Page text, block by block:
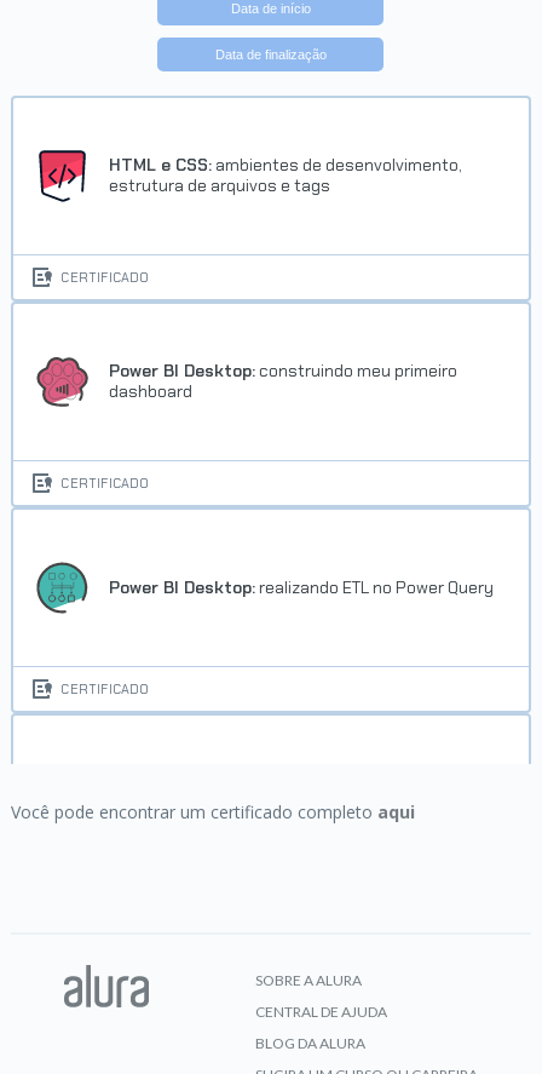
Data de início
Data de finalização
HTML e CSS: ambientes de desenvolvimento,
estrutura de arquivos e tags
CERTIFICADO
Power BI Desktop: construindo meu primeiro
dashboard
CERTIFICADO
Power BI Desktop: realizando ETL no Power Query
CERTIFICADO
Você pode encontrar um certificado completo aqui
SOBRE A ALURA
CENTRAL DE AJUDA
BLOG DA ALURA